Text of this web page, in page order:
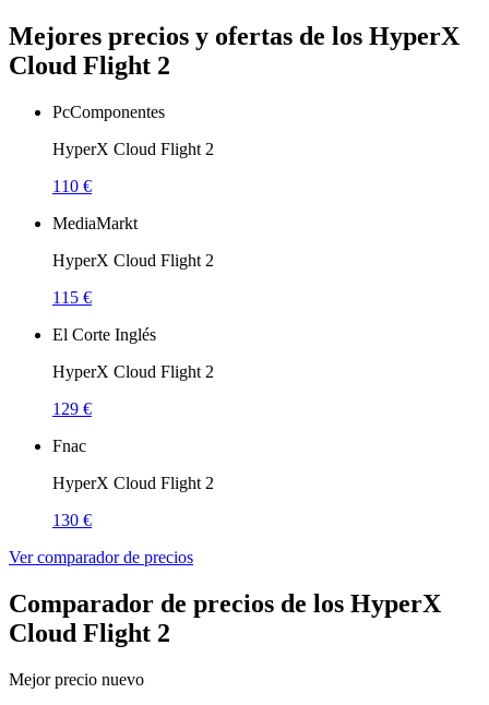
Mejores precios y ofertas de los HyperX
Cloud Flight 2
PcComponentes
HyperX Cloud Flight 2
110 €
MediaMarkt
HyperX Cloud Flight 2
115 €
El Corte Inglés
HyperX Cloud Flight 2
129 €
Fnac
HyperX Cloud Flight 2
130 €
Ver comparador de precios
Comparador de precios de los HyperX
Cloud Flight 2
Mejor precio nuevo